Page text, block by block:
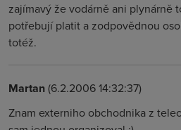
zajímavý že vodárně ani plynárně
potřebují platit a zodpovědnou
totéž.
Martan(6.2.2006 14:32:37)
Znam externiho obchodnika z